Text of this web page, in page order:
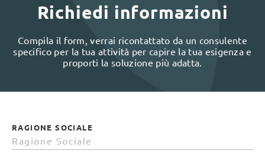
Richiedi informazioni
Compila il form, verrai ricontattato da un consulente
specifico per la tua attività per capire la tua esigenza e
proporti la soluzione più adatta.
RAGIONE SOCIALE